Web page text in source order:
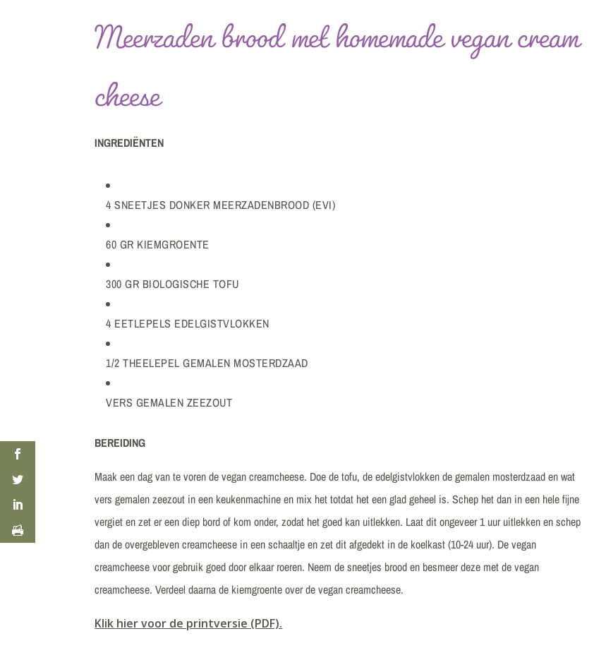
Meerzaden brood met homemade vegan cream
cheese
INGREDIËNTEN
4 SNEETJES DONKER MEERZADENBROOD (EVI)
60 GR KIEMGROENTE
300 GR BIOLOGISCHE TOFU
4 EETLEPELS EDELGISTVLOKKEN
1/2 THEELEPEL GEMALEN MOSTERDZAAD
VERS GEMALEN ZEEZOUT
BEREIDING
Maak een dag van te voren de vegan creamcheese. Doe de tofu, de edelgistvlokken de gemalen mosterdzaad en wat
vers gemalen zeezout in een keukenmachine en mix het totdat het een glad geheel is. Schep het dan in een hele fijne
vergiet en zet er een diep bord of kom onder, zodat het goed kan uitlekken. Laat dit ongeveer 1 uur uitlekken en schep
dan de overgebleven creamcheese in een schaaltje en zet dit afgedekt in de koelkast (10-24 uur). De vegan
creamcheese voor gebruik goed door elkaar roeren. Neem de sneetjes brood en besmeer deze met de vegan
creamcheese. Verdeel daarna de kiemgroente over de vegan creamcheese.
Klik hier voor de printversie (PDF).